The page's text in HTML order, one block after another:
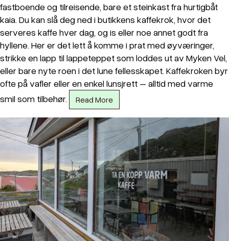
fastboende og tilreisende, bare et steinkast fra hurtigbåt
kaia. Du kan slå deg ned i butikkens kaffekrok, hvor det
serveres kaffe hver dag, og is eller noe annet godt fra
hyllene. Her er det lett å komme i prat med øyværinger,
strikke en lapp til lappeteppet som loddes ut av Myken Vel,
eller bare nyte roen i det lune fellesskapet. Kaffekroken byr
ofte på vafler eller en enkel lunsjrett – alltid med varme
smil som tilbehør.
Read More